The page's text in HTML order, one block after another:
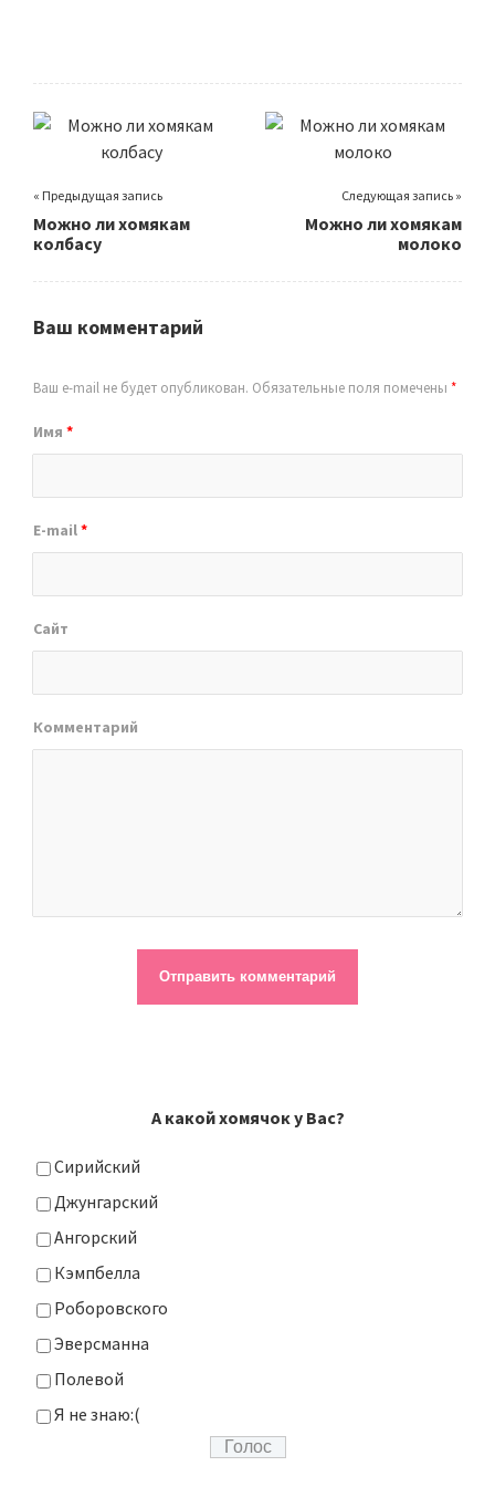
« Предыдущая запись
Можно ли хомякам
колбасу
Следующая запись »
Можно ли хомякам
молоко
Ваш комментарий
Ваш e-mail не будет опубликован. Обязательные поля помечены *
Имя *
E-mail*
Сайт
Комментарий
А какой хомячок у Вас?
Сирийский
Джунгарский
Ангорский
Кэмпбелла
Роборовского
Эверсманна
Полевой
Я не знаю:(